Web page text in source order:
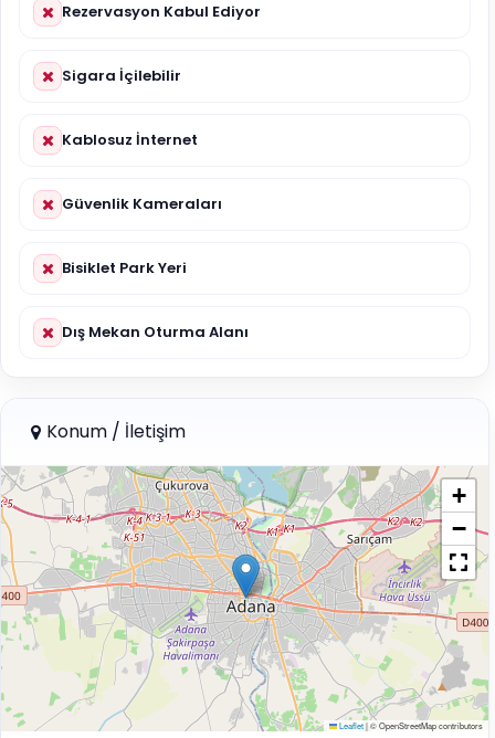
Rezervasyon Kabul Ediyor
Sigara İçilebilir
Kablosuz İnternet
Güvenlik Kameraları
Bisiklet Park Yeri
Dış Mekan Oturma Alanı
Konum / İletişim
+
−
Leaflet|© OpenStreetMap contributors